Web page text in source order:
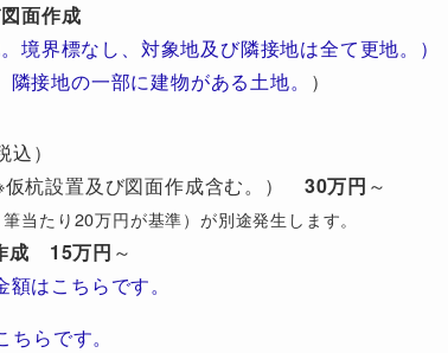
面作成
界標なし、対象地及び隣接地は全て更地。）
接地の一部に建物がある土地。 ）
）
※仮杭設置及び図面作成含む。） 30万円 ～
当たり20万円が基準）が別途発生します。
成 15万円 ～
はこちらです。
らです。